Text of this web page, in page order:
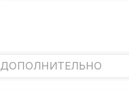
ДОПОЛНИТЕЛЬНО